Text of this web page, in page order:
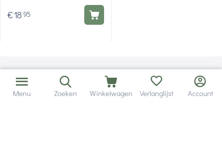
€18 95
Menu Zoeken Winkelwagen Verlanglijst Account